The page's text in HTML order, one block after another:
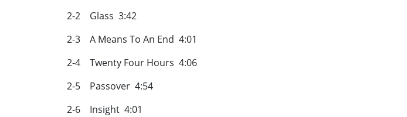
2-2 Glass 3:42
2-3 A Means To An End 4:01
2-4 Twenty Four Hours 4:06
2-5 Passover 4:54
2-6 Insight 4:01